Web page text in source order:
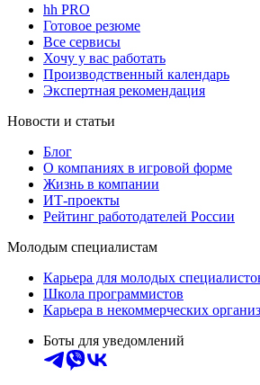
hh PRO
Готовое резюме
Все сервисы
Хочу у вас работать
Производственный календарь
Экспертная рекомендация
Новости и статьи
Блог
О компаниях в игровой форме
Жизнь в компании
ИТ-проекты
Рейтинг работодателей России
Молодым специалистам
Карьера для молодых
Школа программистов
Карьера в некоммерческих
Боты для уведомлений